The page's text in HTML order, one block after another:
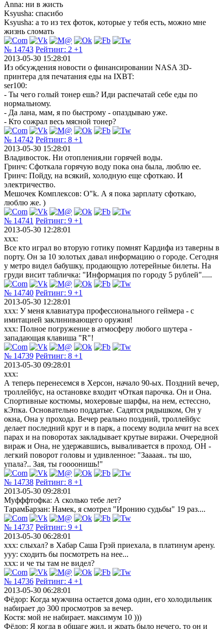
Anna: ни в жисть
Ksyusha: спасибо
Ksyusha: а то из тех фоток, которые у тебя есть, можно мне
жизнь сломать
№ 14743 Рейтинг: 2 +1
2013-05-30 15:28:01
Из обсуждения новости о финансировании NASA 3D-
принтера для печатания еды на IXBT:
ser100:
- Ты чего голый тонер ешь? Иди распечатай себе еды по
нормальному.
- Да лана, мам, я по быстрому - опаздываю уже.
- Кто сожрал весь мясной тонер?
№ 14742 Рейтинг: 8 +1
2013-05-30 15:28:01
Владивосток. Ни отопления,ни горячей воды.
Гринч: Сфоткала горячую воду пока она была, люблю ее.
Гринч: Пойду, на всякий, холодную еще сфоткаю. И
электричество.
Мешочек Комплексов: О"k. А я пока зарплату сфоткаю,
люблю же. )
№ 14741 Рейтинг: 9 +1
2013-05-30 12:28:01
xxx:
Все кто играл во вторую готику помнят Кардифа из таверны в
порту. Он за 10 золотых давал информацию о городе. Сегодня
у метро видел бабушку, продающую лотерейные билеты. На
груди висит табличка: "Информация по городу 5 рублей".....
№ 14740 Рейтинг: 9 +1
2013-05-30 12:28:01
xxx: У меня клавиатура профессионального геймера - с
имитацией заклинивающего оружия!
xxx: Полное погружение в атмосферу любого шутера -
западающая клавиша "R"!
№ 14739 Рейтинг: 8 +1
2013-05-30 09:28:01
xxx:
А теперь перенесемся в Херсон, начало 90-ых. Поздний вечер,
троллейбус, на остановке входит чОткая парочка. Он и Она.
Спортивные костюмы, мохеровые шарфы, на нем, естессно,
кЭпка. Основательно поддатые. Садятся рядышком, Он у
окна, Она у прохода. Вечер реально поздний, троллейбус
делает последний круг и в парк, а посему водила мчит на всех
парах и на поворотах закладывает крутые виражи. Очередной
вираж и Она, не удержавшись, вываливается в проход. ОН -
легкий поворот головы и удивленное: "Заааая.. ты шо,
упала?.. Зая, ты гоооонишь!"
№ 14738 Рейтинг: 8 +1
2013-05-30 09:28:01
Муфффтофка: А сколько тебе лет?
ТарамБарзан: Намек, я смотрел "Иронию судьбы" 19 раз....
№ 14737 Рейтинг: 9 +1
2013-05-30 06:28:01
ххх: слыхал? в Хабар Саша Грэй приехала, в платинум арену.
ууу: сходить бы посмотреть на нее...
ххх: и че ты там не видел?
№ 14736 Рейтинг: 4 +1
2013-05-30 06:28:01
Фёдор: Когда мужчина остается дома один, его холодильник
набирает до 300 просмотров за вечер.
Костя: мой не набирает. максимум 10 )))
Фёдор: Я когда в общаге жил, и жрать было нечего, то он и